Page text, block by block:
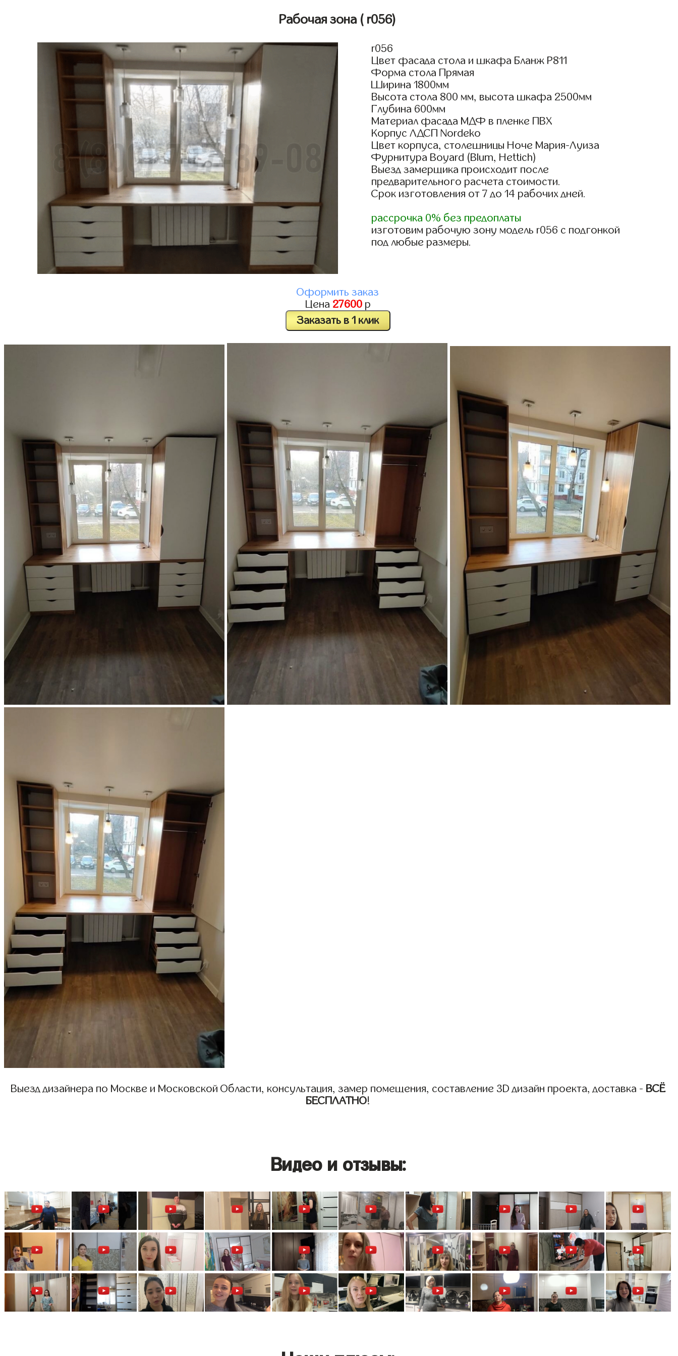
Рабочая зона ( r056)
r056
Цвет фасада стола и шкафа Бланж Р811
Форма стола Прямая
Ширина 1800мм
Высота стола 800 мм, высота шкафа 2500мм
Глубина 600мм
Материал фасада МДФ в пленке ПВХ
Корпус ЛДСП Nordeko
Цвет корпуса, столешницы Ноче Мария-Луиза
Фурнитура Boyard (Blum, Hettich)
Выезд замерщика происходит после
предварительного расчета стоимости.
Срок изготовления от 7 до 14 рабочих дней.
рассрочка 0% без предоплаты
изготовим рабочую зону модель r056 с подгонкой
под любые размеры.
Оформить заказ
Цена 27600р
Заказать в 1 клик
Выезд дизайнера по Москве и Московской Области, консультация, замер помещения, составление 3D дизайн проекта, доставка - ВСЁ
БЕСПЛАТНО!
Видео и отзывы: